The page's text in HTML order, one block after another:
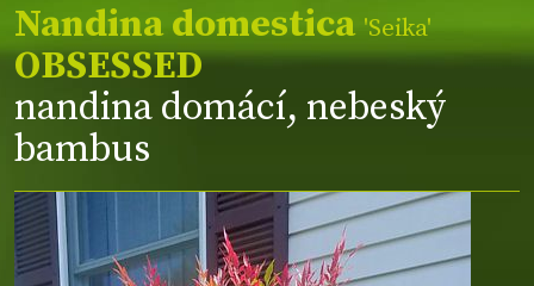
Nandina domestica 'Seika'
OBSESSED
nandina domácí, nebeský
bambus